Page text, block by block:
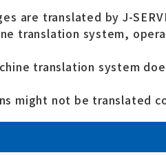
are translated by J-
translation system,
translation system
might not be translated